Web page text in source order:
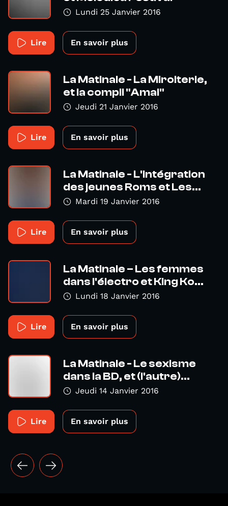
Lundi 25 Janvier 2016
Lire En savoir plus
La Matinale - La Miroiterie,
et la compil "Amal"
Jeudi 21 Janvier 2016
Lire En savoir plus
La Matinale - L'intégration
des jeunes Roms et Les...
Mardi 19 Janvier 2016
Lire En savoir plus
La Matinale – Les femmes
dans l'électro et King Ko...
Lundi 18 Janvier 2016
Lire En savoir plus
La Matinale - Le sexisme
dans la BD, et (l'autre)...
Jeudi 14 Janvier 2016
Lire En savoir plus